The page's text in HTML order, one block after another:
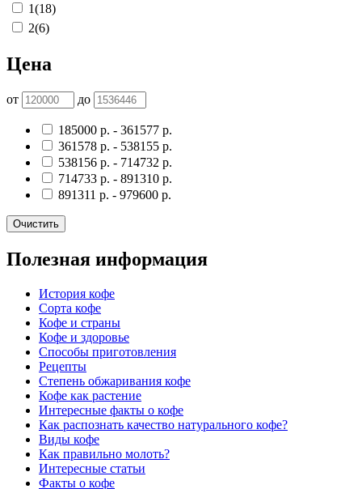
1(18)
2(6)
Цена
от до
185000 р. - 361577 р.
361578 р. - 538155 р.
538156 р. - 714732 р.
714733 р. - 891310 р.
891311 р. - 979600 р.
Очистить
Полезная информация
История кофе
Сорта кофе
Кофе и страны
Кофе и здоровье
Способы приготовления
Рецепты
Степень обжаривания кофе
Кофе как растение
Интересные факты о кофе
Как распознать качество натурального кофе?
Виды кофе
Как правильно молоть?
Интересные статьи
Факты о кофе